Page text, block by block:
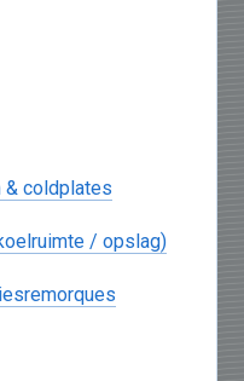
& coldplates
/ opslag)